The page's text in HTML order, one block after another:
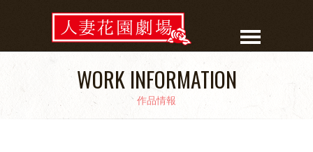
WORK INFORMATION
作品情報